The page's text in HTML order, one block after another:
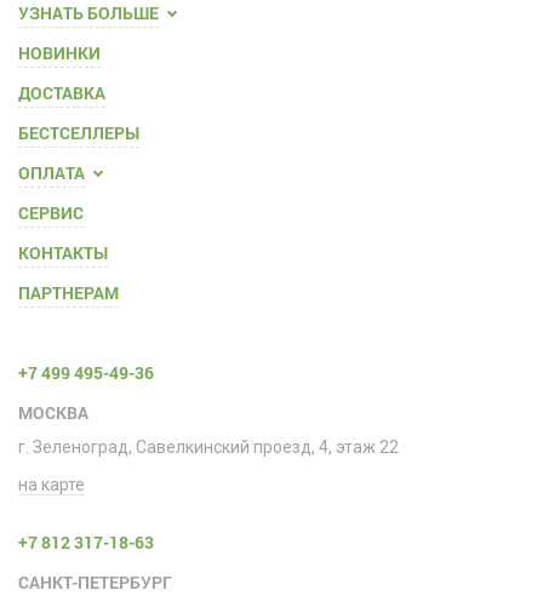
УЗНАТЬ БОЛЬШЕ
НОВИНКИ
ДОСТАВКА
БЕСТСЕЛЛЕРЫ
ОПЛАТА
СЕРВИС
КОНТАКТЫ
ПАРТНЕРАМ
+7 499 495-49-36
МОСКВА
г. Зеленоград, Савелкинский проезд, 4, этаж 22
на карте
+7 812 317-18-63
САНКТ-ПЕТЕРБУРГ